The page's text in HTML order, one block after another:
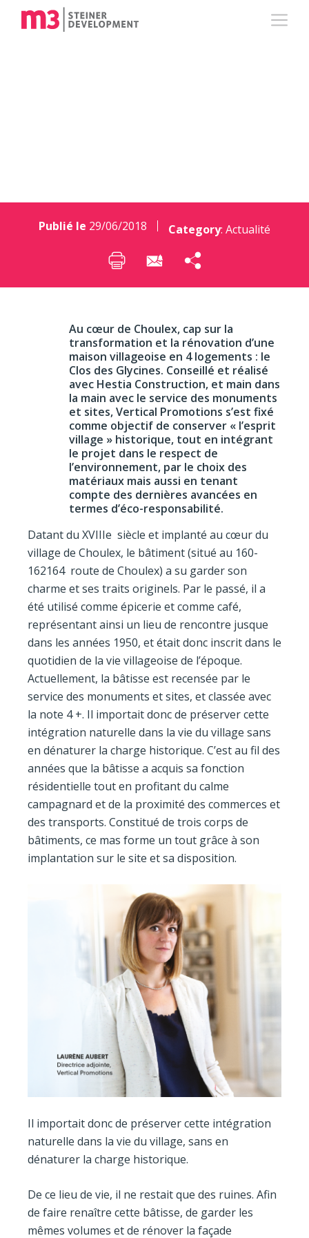
Publié le 29/06/2018 Category: Actualité
Au cœur de Choulex, cap sur la
transformation et la rénovation d’une
maison villageoise en 4 logements : le
Clos des Glycines. Conseillé et réalisé
avec Hestia Construction, et main dans
la main avec le service des monuments
et sites, Vertical Promotions s’est fixé
comme objectif de conserver « l’esprit
village » historique, tout en intégrant
le projet dans le respect de
l’environnement, par le choix des
matériaux mais aussi en tenant
compte des dernières avancées en
termes d’éco-responsabilité.
Datant du XVIIIe siècle et implanté au cœur du
village de Choulex, le bâtiment (situé au 160-
162164 route de Choulex) a su garder son
charme et ses traits originels. Par le passé, il a
été utilisé comme épicerie et comme café,
représentant ainsi un lieu de rencontre jusque
dans les années 1950, et était donc inscrit dans le
quotidien de la vie villageoise de l’époque.
Actuellement, la bâtisse est recensée par le
service des monuments et sites, et classée avec
la note 4 +. Il importait donc de préserver cette
intégration naturelle dans la vie du village sans
en dénaturer la charge historique. C’est au fil des
années que la bâtisse a acquis sa fonction
résidentielle tout en profitant du calme
campagnard et de la proximité des commerces et
des transports. Constitué de trois corps de
bâtiments, ce mas forme un tout grâce à son
implantation sur le site et sa disposition.
Il importait donc de préserver cette intégration
naturelle dans la vie du village, sans en
dénaturer la charge historique.
De ce lieu de vie, il ne restait que des ruines. Afin
de faire renaître cette bâtisse, de garder les
mêmes volumes et de rénover la façade